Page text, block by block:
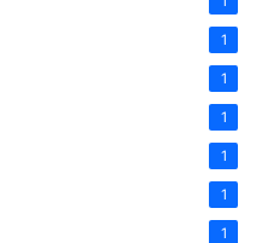
1
1
1
1
1
1